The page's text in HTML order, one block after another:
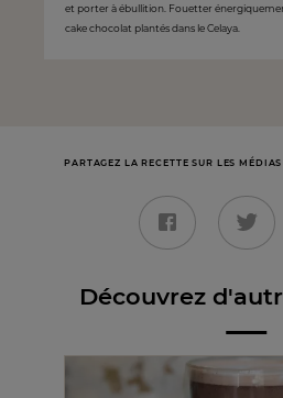
et porter à ébullition. Fouetter
cake chocolat plantés dans le Celaya.
PARTAGEZ LA RECETTE SUR LES
Découvrez